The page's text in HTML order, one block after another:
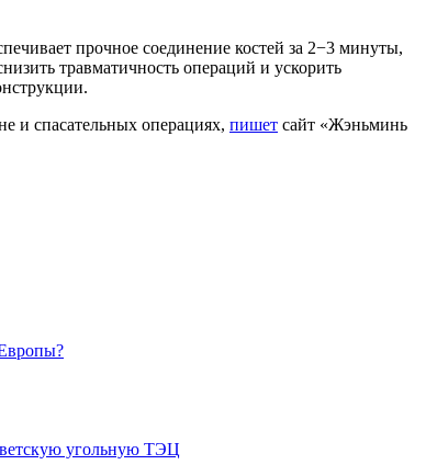
прочное соединение костей за 2−3 минуты,
травматичность операций и ускорить
и спасательных операциях, пишет сайт «Жэньминь